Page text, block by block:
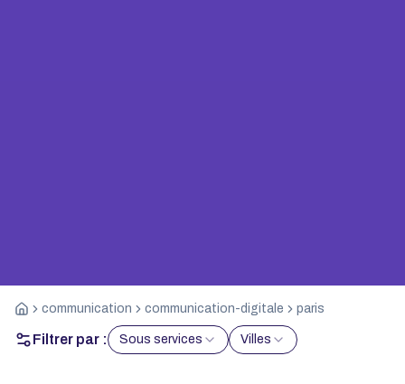
communication communication-digitale paris
Filtrer par : Sous services Villes